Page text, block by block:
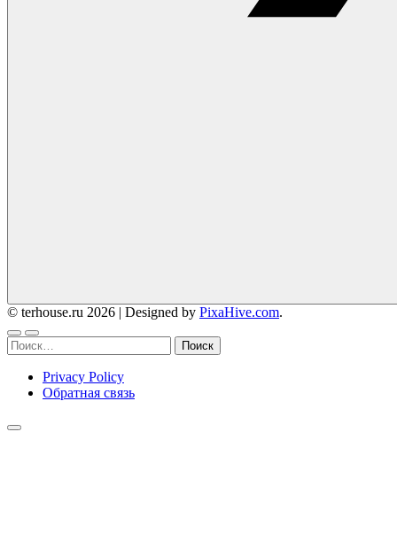
© terhouse.ru 2026 | Designed by PixaHive.com.
Найти:
Privacy Policy
Обратная связь